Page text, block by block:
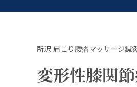
所沢 肩こり腰痛マッサージ鍼
変形性膝関